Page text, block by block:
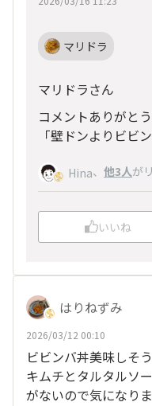
マリドラ
マリドラさん
コメントありがと
「壁ドンよりビビ
Hina、 他3人が
いいね
はりねずみ
2026/03/12 00:10
ビビンバ丼美味しそ
キムチとタルタルソ
がないので気になり